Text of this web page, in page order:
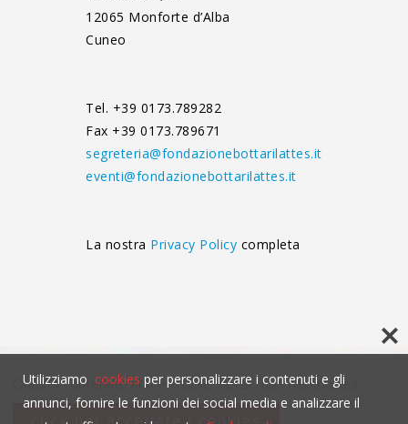
12065 Monforte d’Alba
Cuneo
Tel. +39 0173.789282
Fax +39 0173.789671
segreteria@fondazionebottarilattes.it
eventi@fondazionebottarilattes.it
La nostra Privacy Policy completa
Questo contenuto non è visibile senza l'uso dei cookies.
click per accettare i cookies
Utilizziamo cookies per personalizzare i contenuti e gli
annunci, fornire le funzioni dei social media e analizzare il